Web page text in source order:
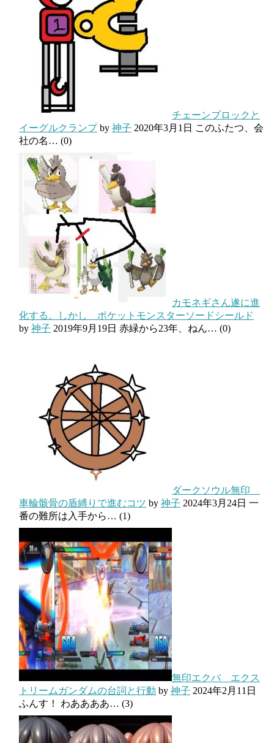
チェーンブロックと
イーグルクランプby 神子 2020年3月1日 このふたつ、会
社の名… (0)
カモネギさん遂に進
化する。しかし ポケットモンスターソードシールド
by 神子 2019年9月19日 赤緑から23年、ねん… (0)
ダークソウル無印
車輪骸骨の盾縛りで進むコツ by 神子 2024年3月24日 一
番の難所は入手から… (1)
無印エクバ エクス
トリームガンダムの台詞と行動 by 神子 2024年2月11日
ふんす！ わああああ… (3)